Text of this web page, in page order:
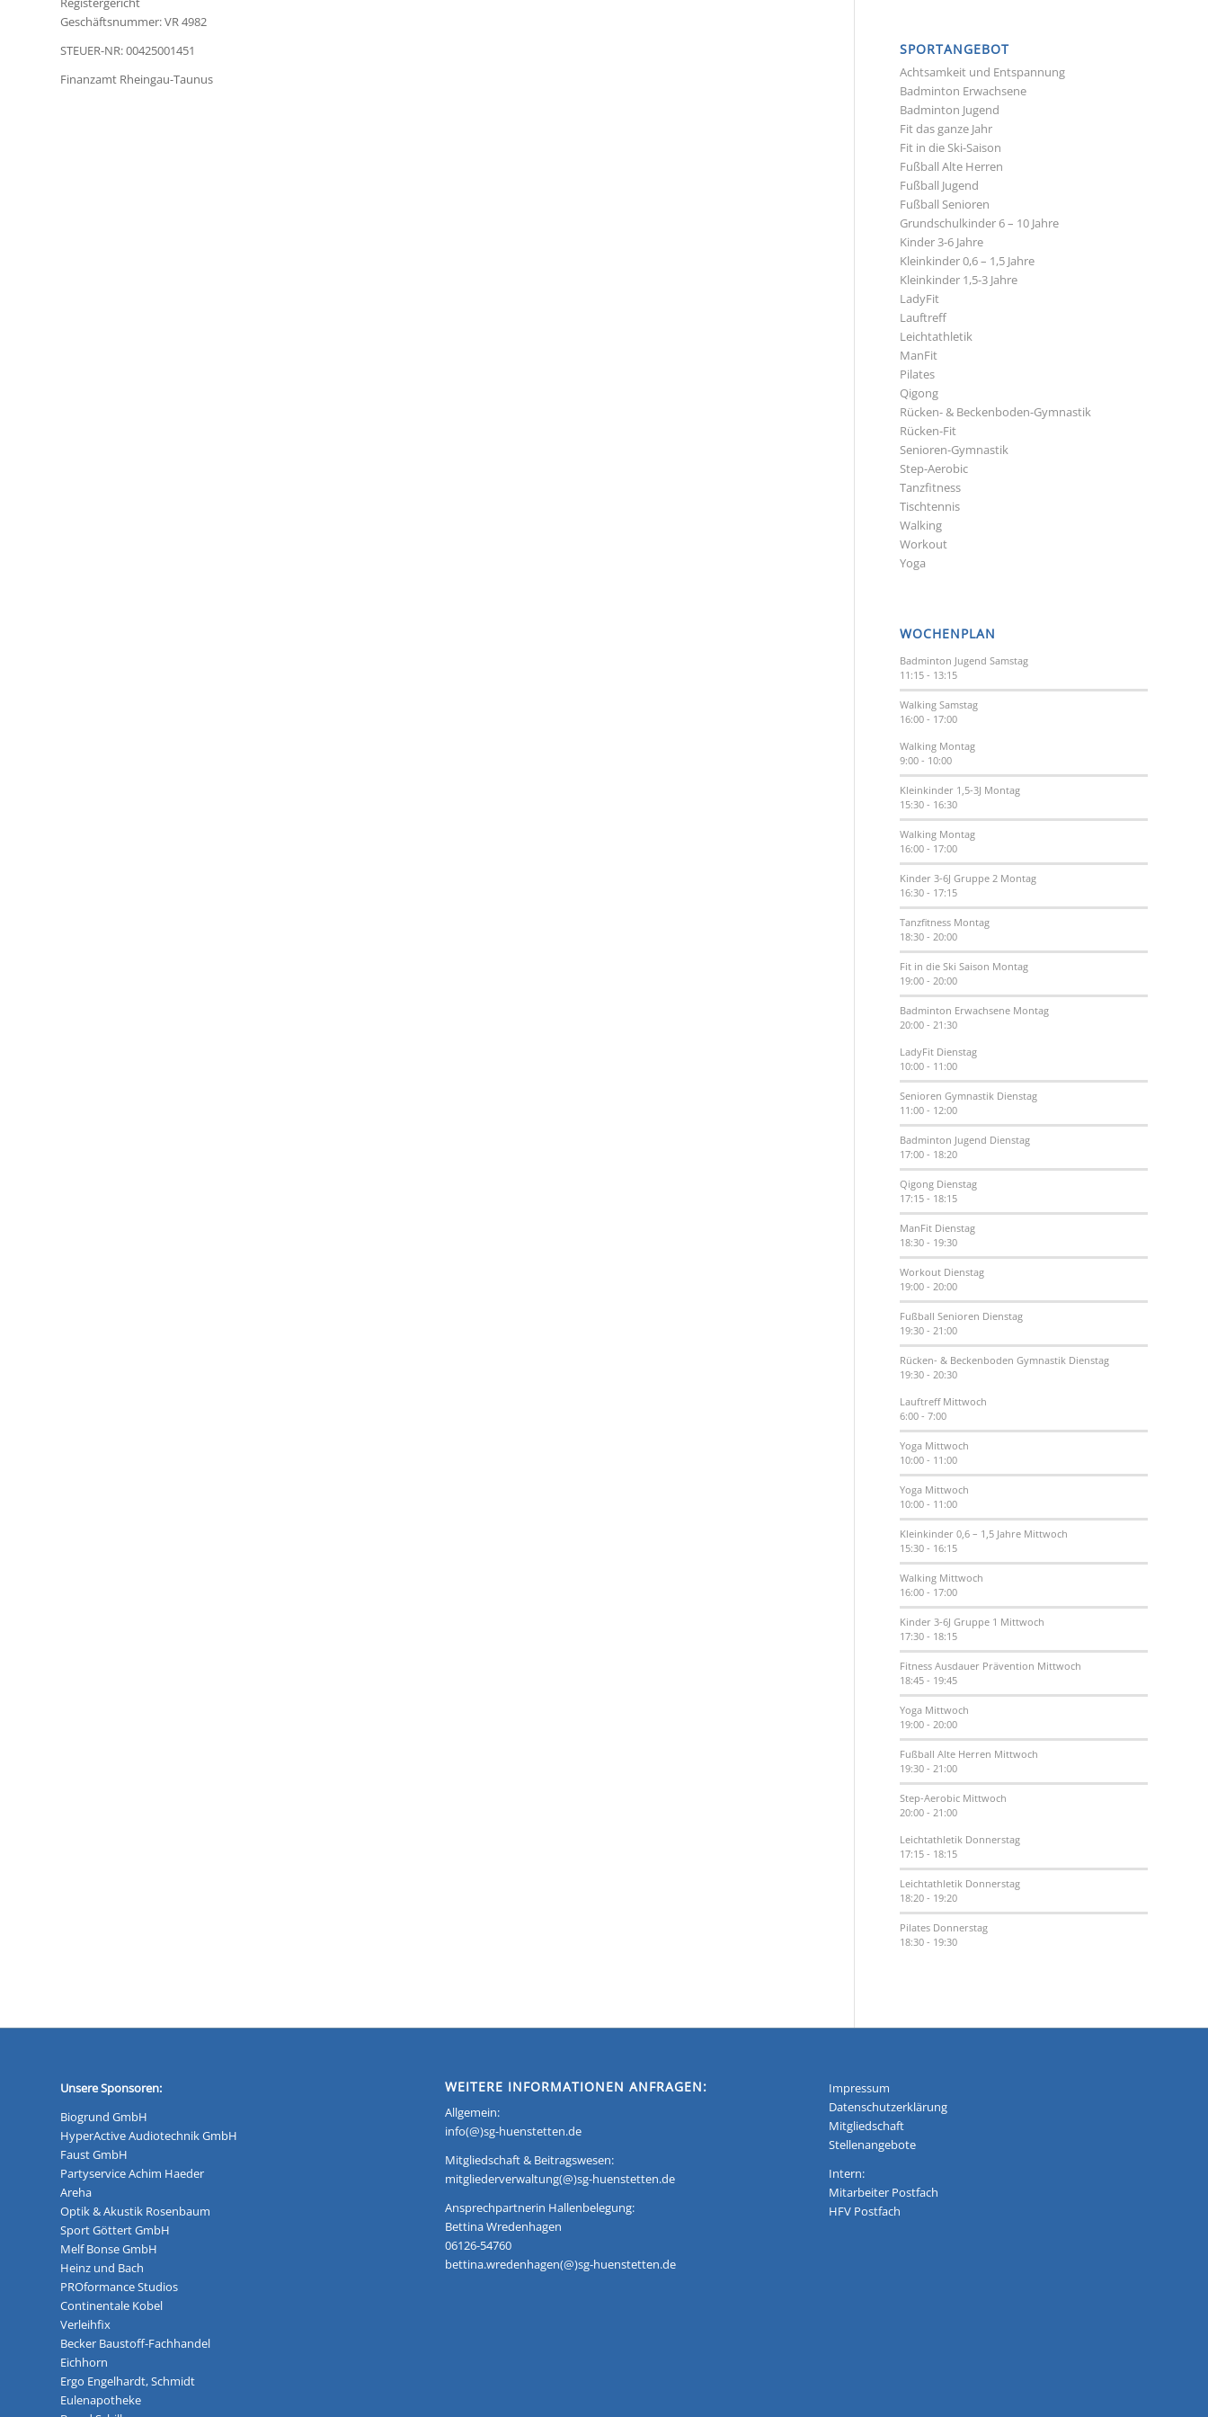
Geschäftsnummer: VR 4982
STEUER-­NR: 00425001­451
Finanzamt Rheingau-Taunus
SPORTANGEBOT
Achtsamkeit und Entspannung
Badminton Erwachsene
Badminton Jugend
Fit das ganze Jahr
Fit in die Ski-Saison
Fußball Alte Herren
Fußball Jugend
Fußball Senioren
Grundschulkinder 6 – 10 Jahre
Kinder 3-6 Jahre
Kleinkinder 0,6 – 1,5 Jahre
Kleinkinder 1,5-3 Jahre
LadyFit
Lauftreff
Leichtathletik
ManFit
Pilates
Qigong
Rücken- & Beckenboden-Gymnastik
Rücken-Fit
Senioren-Gymnastik
Step-Aerobic
Tanzfitness
Tischtennis
Walking
Workout
Yoga
WOCHENPLAN
Badminton JugendSamstag
11:15 - 13:15
WalkingSamstag
16:00 - 17:00
Walking Montag
9:00 - 10:00
Kleinkinder 1,5-3J Montag
15:30 - 16:30
Walking Montag
16:00 - 17:00
Kinder 3-6J Gruppe 2 Montag
16:30 - 17:15
Tanzfitness Montag
18:30 -20:00
Fit in die Ski Saison Montag
19:00 -20:00
Badminton Erwachsene Montag
20:00 -21:30
LadyFit Dienstag
10:00 - 11:00
Senioren Gymnastik Dienstag
11:00 - 12:00
Badminton Jugend Dienstag
17:00 - 18:20
Qigong Dienstag
17:15 - 18:15
ManFit Dienstag
18:30 - 19:30
Workout Dienstag
19:00 -20:00
Fußball Senioren Dienstag
19:30 -21:00
Rücken- & Beckenboden Gymnastik Dienstag
19:30 -20:30
Lauftreff Mittwoch
6:00 -7:00
Yoga Mittwoch
10:00 - 11:00
Yoga Mittwoch
10:00 - 11:00
Kleinkinder 0,6 – 1,5 Jahre Mittwoch
15:30 - 16:15
Walking Mittwoch
16:00 - 17:00
Kinder 3-6J Gruppe 1 Mittwoch
17:30 - 18:15
Fitness Ausdauer Prävention Mittwoch
18:45 - 19:45
Yoga Mittwoch
19:00 -20:00
Fußball Alte Herren Mittwoch
19:30 -21:00
Step-Aerobic Mittwoch
20:00 -21:00
Leichtathletik Donnerstag
17:15 - 18:15
Leichtathletik Donnerstag
18:20 - 19:20
Pilates Donnerstag
18:30 - 19:30
Unsere Sponsoren:
Biogrund GmbH
HyperActive Audiotechnik GmbH
Faust GmbH
Partyservice Achim Haeder
Areha
Optik & Akustik Rosenbaum
Sport Göttert GmbH
Melf Bonse GmbH
Heinz und Bach
PROformance Studios
Continentale Kobel
Verleihfix
Becker Baustoff-Fachhandel
Eichhorn
Ergo Engelhardt, Schmidt
Eulenapotheke
WEITERE INFORMATIONEN ANFRAGEN:
Allgemein:
info(@)sg-huenstetten.de
Mitgliedschaft & Beitragswesen:
mitgliederverwaltung(@)sg-huenstetten.de
Ansprechpartnerin Hallenbelegung:
Bettina Wredenhagen
06126-54760
bettina.wredenhagen(@)sg-huenstetten.de
Impressum
Datenschutzerklärung
Mitgliedschaft
Stellenangebote
Intern:
Mitarbeiter Postfach
HFV Postfach